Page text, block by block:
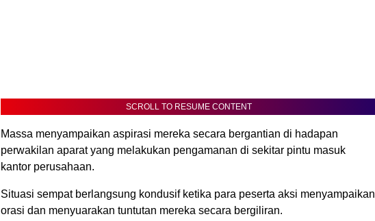
SCROLL TO RESUME CONTENT
Massa menyampaikan aspirasi mereka secara bergantian di hadapan
perwakilan aparat yang melakukan pengamanan di sekitar pintu masuk
kantor perusahaan.
Situasi sempat berlangsung kondusif ketika para peserta aksi menyampaikan
orasi dan menyuarakan tuntutan mereka secara bergiliran.